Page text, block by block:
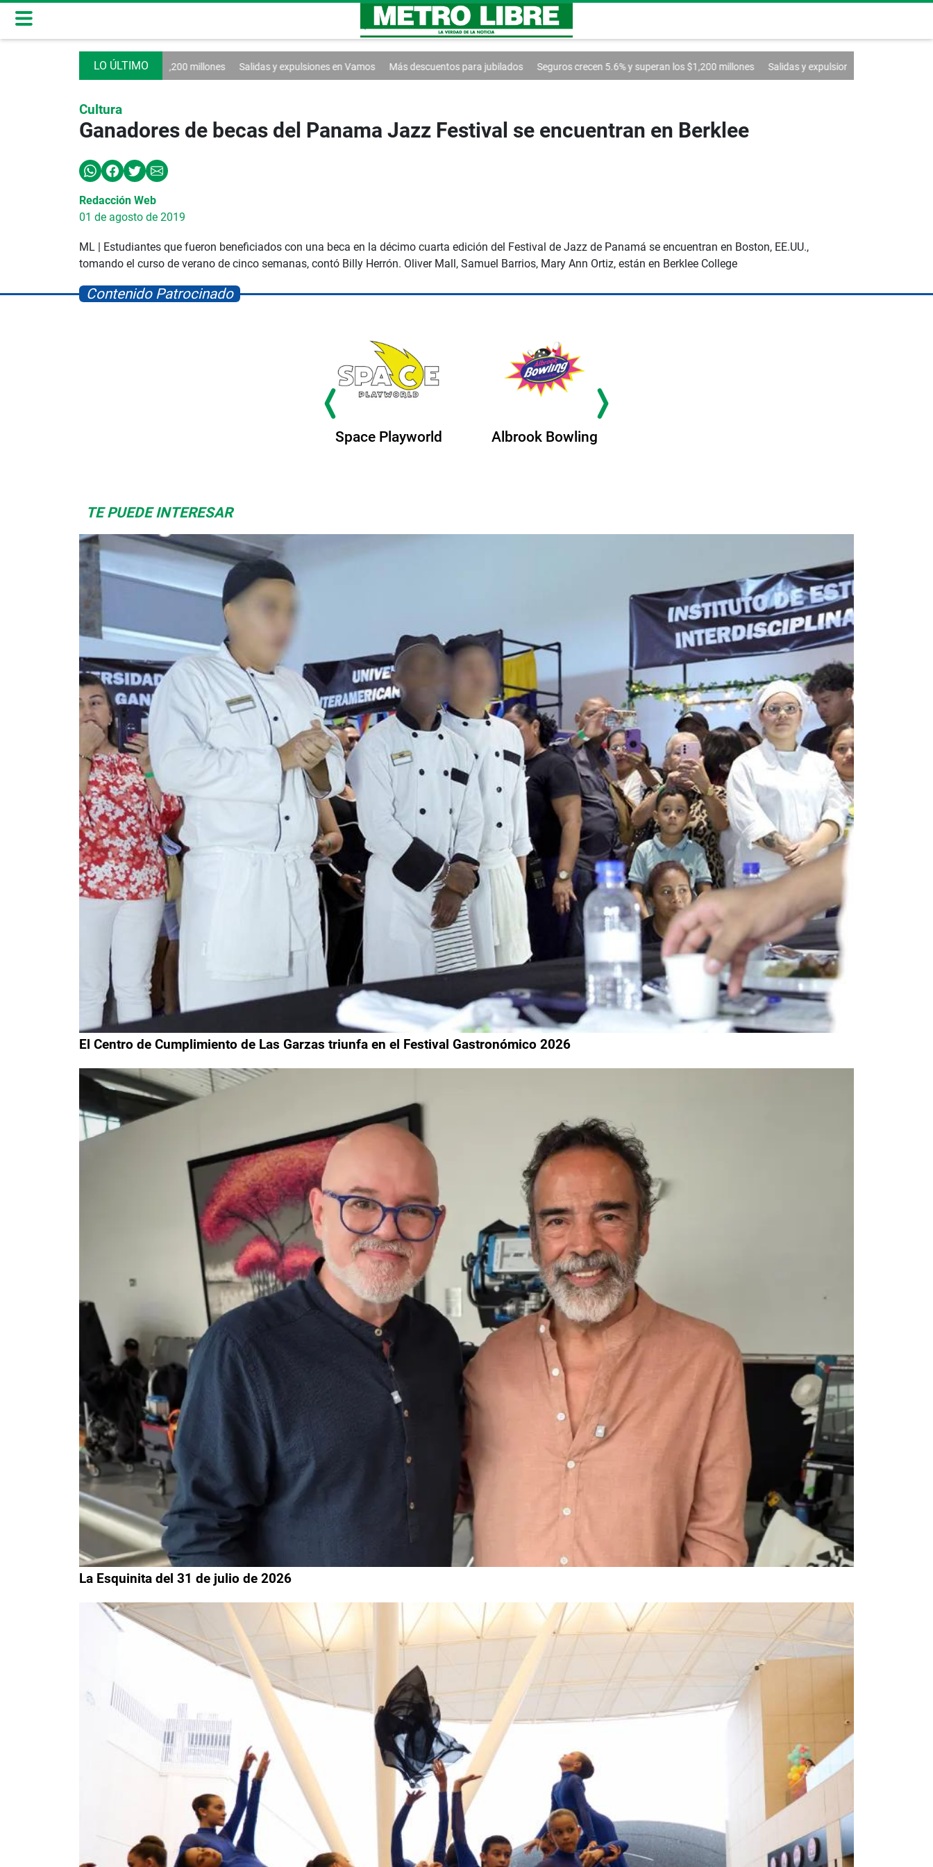
y superan los $1,200 millones Salidas y expulsiones en Vamos Más descuentos para jubilados Seguros crecen 5.6% y superan los $1,200 millones Salidas y expulsiones en Vamos Más descuentos
Cultura
Ganadores de becas del Panama Jazz Festival se encuentran en Berklee
Redacción Web
01 de agosto de 2019
ML | Estudiantes que fueron beneficiados con una beca en la décimo cuarta edición del Festival de Jazz de Panamá se encuentran en Boston, EE.UU.,
tomando el curso de verano de cinco semanas, contó Billy Herrón. Oliver Mall, Samuel Barrios, Mary Ann Ortiz, están en Berklee College
Contenido Patrocinado
Space Playworld Albrook Bowling
TE PUEDE INTERESAR
El Centro de Cumplimiento de Las Garzas triunfa en el Festival Gastronómico 2026
La Esquinita del 31 de julio de 2026